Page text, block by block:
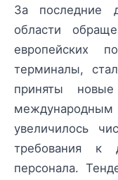
За последние
области
европейских
терминалы,
приняты
увеличилось
требования к
персонала.